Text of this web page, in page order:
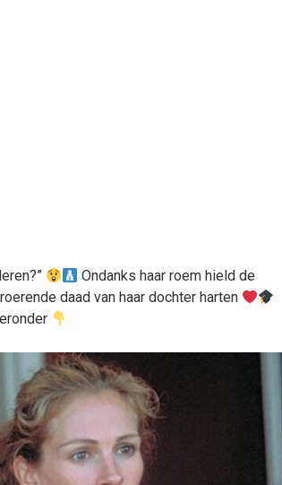
Ondanks haar roem hield de
daad van haar dochter harten